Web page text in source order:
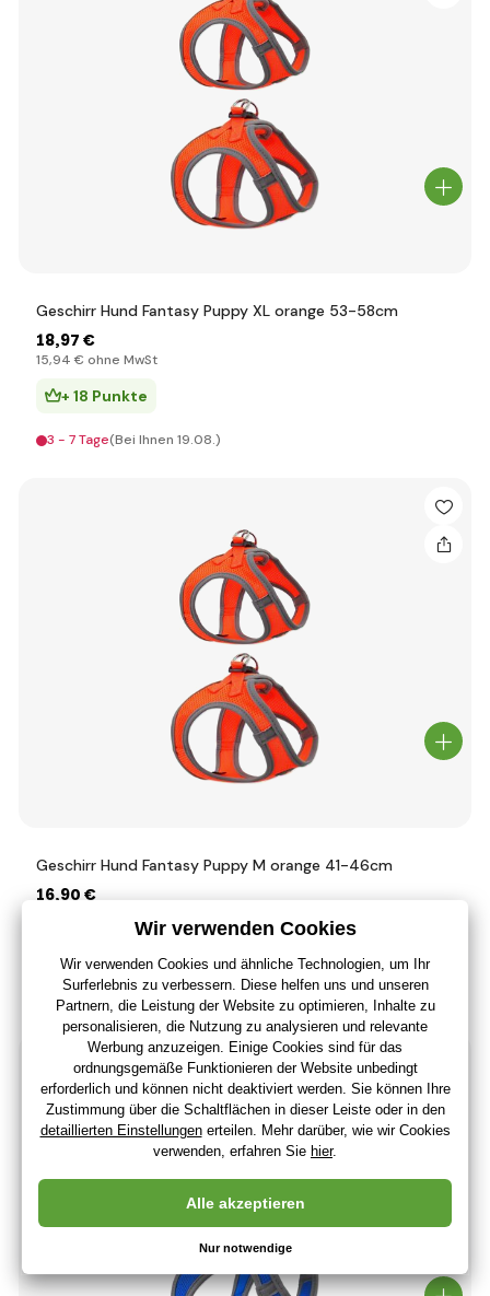
Geschirr Hund Fantasy Puppy XL orange 53-58cm
18,97 €
15,94 € ohne MwSt
+ 18 Punkte
3 - 7 Tage(Bei Ihnen 19.08.)
Geschirr Hund Fantasy Puppy M orange 41-46cm
16,90 €
3 - 7 Tage(Bei Ihnen 19.08.)